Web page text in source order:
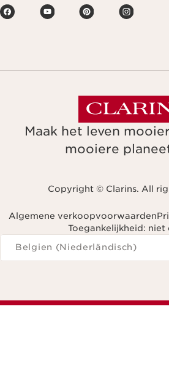
Maak het leven
mooiere
Copyright © Clarins. All
Algemene verkoopvoorwaarden
Toegankelijkheid: niet
Navigeren naar
Belgien (Niederländisch)